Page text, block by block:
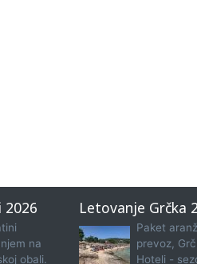
na
obali.
Letovanje Grčka
Paket
prevoz,
Hoteli -